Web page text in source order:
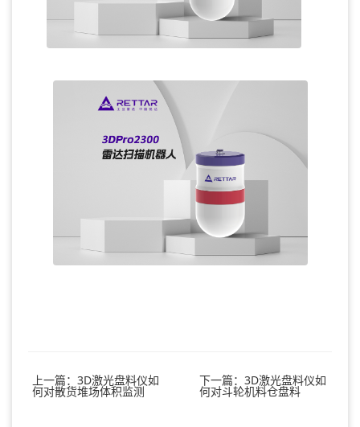
上一篇：3D激光盘料仪如
何对散货堆场体积监测
下一篇：3D激光盘料仪如
何对斗轮机料仓盘料